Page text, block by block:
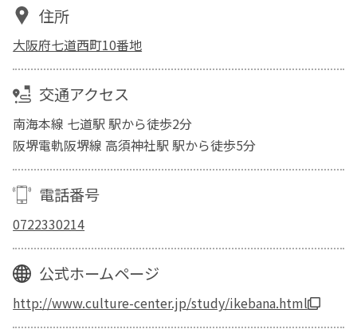
住所
大阪府七道西町10番地
交通アクセス
南海本線 七道駅 駅から徒歩2分
阪堺電軌阪堺線 高須神社駅 駅から徒歩5分
電話番号
0722330214
公式ホームページ
http://www.culture-center.jp/study/ikebana.html